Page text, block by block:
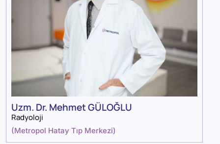
Uzm. Dr. Mehmet GÜLOĞLU
Radyoloji
(Metropol Hatay Tıp Merkezi)